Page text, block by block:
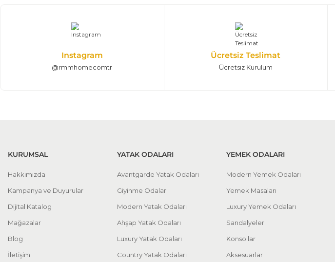
300*350 cm
Modern Köşe Koltuk Modelleri
Natura Köşe Koltuk | Large
148.938,75 TL
Instagram
@rmmhomecomtr
Ücretsiz Teslimat
Ücretsiz Kurulum
KURUMSAL
Hakkımızda
Kampanya ve Duyurular
Dijital Katalog
Mağazalar
Blog
İletişim
YATAK ODALARI
Avantgarde Yatak Odaları
Giyinme Odaları
Modern Yatak Odaları
Ahşap Yatak Odaları
Luxury Yatak Odaları
Country Yatak Odaları
YEMEK ODALARI
Modern Yemek Odaları
Yemek Masaları
Luxury Yemek Odaları
Sandalyeler
Konsollar
Aksesuarlar